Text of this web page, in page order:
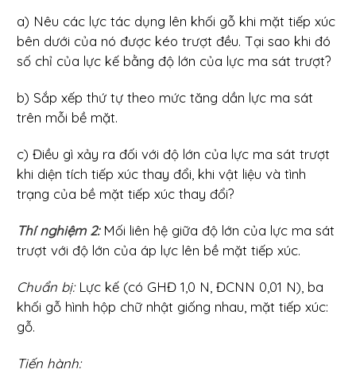
a) Nêu các lực tác dụng lên khối gỗ khi mặt tiếp xúc
bên dưới của nó được kéo trượt đều. Tại sao khi đó
số chỉ của lực kế bằng độ lớn của lực ma sát trượt?
b) Sắp xếp thứ tự theo mức tăng dần lực ma sát
trên mỗi bề mặt.
c) Điều gì xảy ra đối với độ lớn của lực ma sát trượt
khi diện tích tiếp xúc thay đổi, khi vật liệu và tình
trạng của bề mặt tiếp xúc thay đổi?
Thí nghiệm 2: Mối liên hệ giữa độ lớn của lực ma sát
trượt với độ lớn của áp lực lên bề mặt tiếp xúc.
Chuẩn bị: Lực kế (có GHĐ 1,0 N, ĐCNN 0,01 N), ba
khối gỗ hình hộp chữ nhật giống nhau, mặt tiếp xúc:
gỗ.
Tiến hành: